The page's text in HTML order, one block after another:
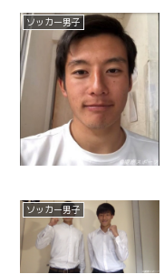
ソッカー男子
ソッカー男子